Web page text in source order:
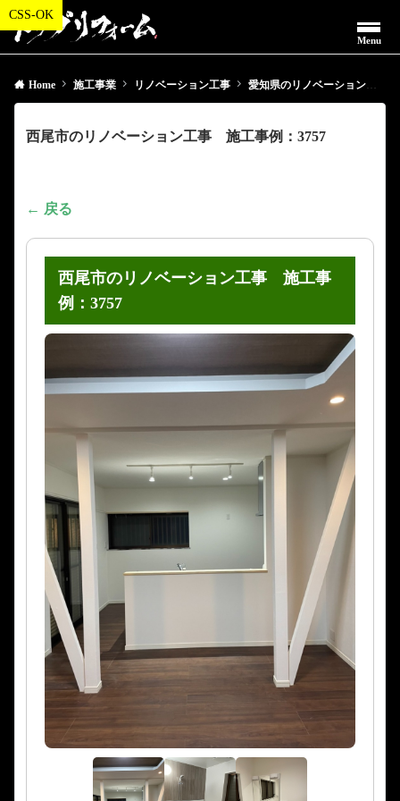
Menu
Home 施工事業 リノベーション工事 愛知県のリノベーション工事
西尾市のリノベーション工事 施工事例：3757
← 戻る
西尾市のリノベーション工事 施工事
例：3757